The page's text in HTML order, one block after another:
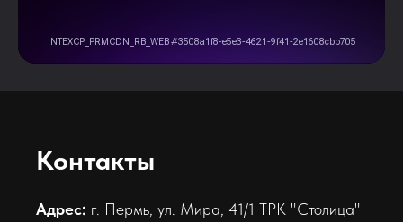
Контакты
Адрес: г. Пермь, ул. Мира, 41/1 ТРК "Столица"